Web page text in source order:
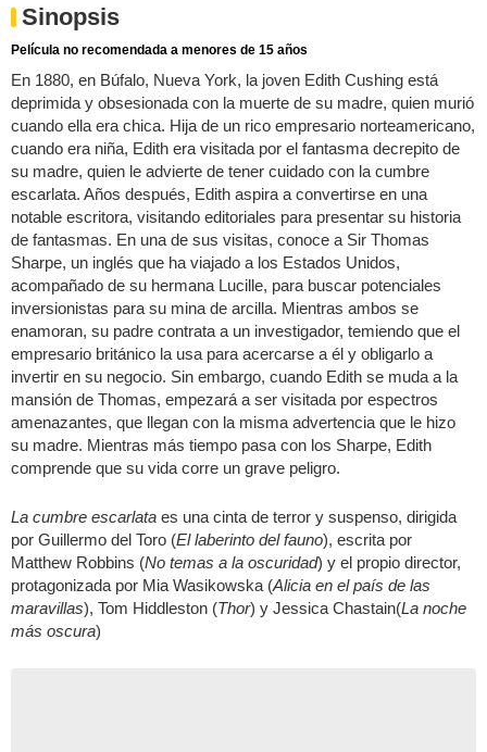
Sinopsis
Película no recomendada a menores de 15 años
En 1880, en Búfalo, Nueva York, la joven Edith Cushing está
deprimida y obsesionada con la muerte de su madre, quien murió
cuando ella era chica. Hija de un rico empresario norteamericano,
cuando era niña, Edith era visitada por el fantasma decrepito de
su madre, quien le advierte de tener cuidado con la cumbre
escarlata. Años después, Edith aspira a convertirse en una
notable escritora, visitando editoriales para presentar su historia
de fantasmas. En una de sus visitas, conoce a Sir Thomas
Sharpe, un inglés que ha viajado a los Estados Unidos,
acompañado de su hermana Lucille, para buscar potenciales
inversionistas para su mina de arcilla. Mientras ambos se
enamoran, su padre contrata a un investigador, temiendo que el
empresario británico la usa para acercarse a él y obligarlo a
invertir en su negocio. Sin embargo, cuando Edith se muda a la
mansión de Thomas, empezará a ser visitada por espectros
amenazantes, que llegan con la misma advertencia que le hizo
su madre. Mientras más tiempo pasa con los Sharpe, Edith
comprende que su vida corre un grave peligro.
La cumbre escarlata es una cinta de terror y suspenso, dirigida
por Guillermo del Toro (El laberinto del fauno), escrita por
Matthew Robbins (No temas a la oscuridad) y el propio director,
protagonizada por Mia Wasikowska (Alicia en el país de las
maravillas), Tom Hiddleston (Thor) y Jessica Chastain(La noche
más oscura)